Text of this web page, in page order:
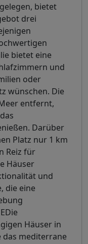
bietet
drei
bietet eine
und
oder
wünschen. Die
entfernt,
Darüber
Platz nur 1 km
Reiz für
Häuser
und
die eine
Häuser in
das mediterrane